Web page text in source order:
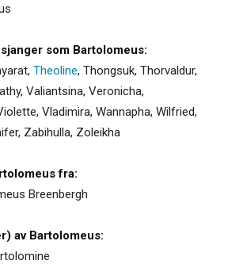
som Bartolomeus:
, Theoline, Thongsuk, Thorvaldur,
, Valiantsina, Veronicha,
, Vladimira, Wannapha, Wilfried,
, Zabihulla, Zoleikha
fra:
Breenbergh
av Bartolomeus: